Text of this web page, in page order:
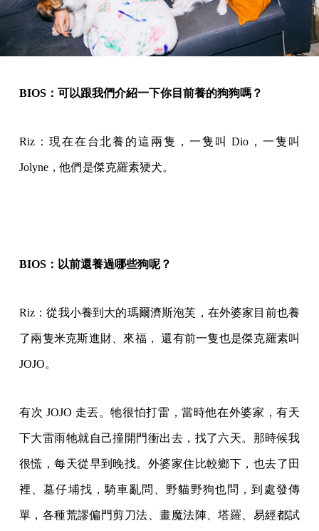
BIOS：可以跟我們介紹一下你目前養的狗狗嗎？
Riz：現在在台北養的這兩隻，一隻叫 Dio，一隻叫
Jolyne，他們是傑克羅素㹴犬。
BIOS：以前還養過哪些狗呢？
Riz：從我小養到大的瑪爾濟斯泡芙，在外婆家目前也養
了兩隻米克斯進財、來福， 還有前一隻也是傑克羅素叫
JOJO。
有次 JOJO 走丟。牠很怕打雷，當時他在外婆家，有天
下大雷雨牠就自己撞開門衝出去，找了六天。那時候我
很慌，每天從早到晚找。外婆家住比較鄉下，也去了田
裡、墓仔埔找，騎車亂問、野貓野狗也問，到處發傳
單，各種荒謬偏門剪刀法、畫魔法陣、塔羅、易經都試